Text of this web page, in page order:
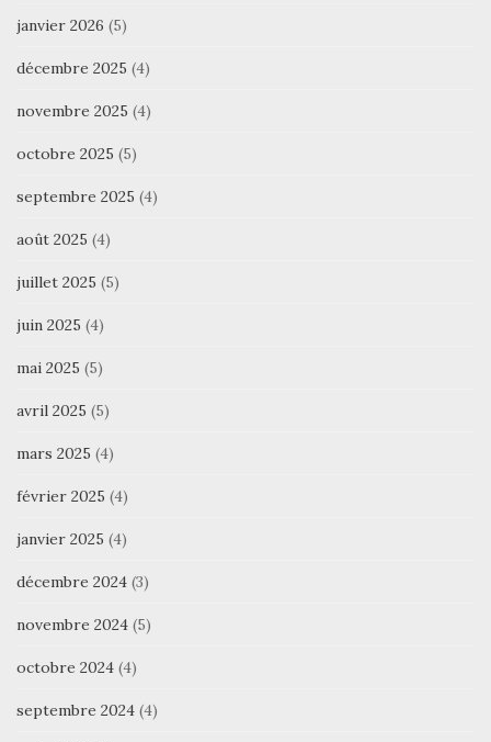
janvier 2026 (5)
décembre 2025 (4)
novembre 2025 (4)
octobre 2025 (5)
septembre 2025 (4)
août 2025 (4)
juillet 2025 (5)
juin 2025 (4)
mai 2025 (5)
avril 2025 (5)
mars 2025 (4)
février 2025 (4)
janvier 2025 (4)
décembre 2024 (3)
novembre 2024 (5)
octobre 2024 (4)
septembre 2024 (4)